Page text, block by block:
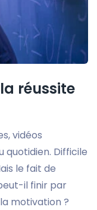
réussite
vidéos
quotidien. Difficile
le fait de
il finir par
motivation ?